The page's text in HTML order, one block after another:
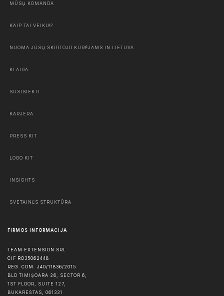
MŪSŲ KOMANDA
KAIP TAI VEIKIA?
NUOMA JŪSŲ SKIRTOJO KŪRĖJAMS IN LIETUVA
KLAIDA
SUSISIEKTI
KARJERA
PRESS KIT
LOGO KIT
INSIGHTS
SVETAINĖS STRUKTŪRA
FIRMOS INFORMACIJA
TEAM EXTENSION SRL
CIF RO35062448
REG. COM. J40/11836/2015
BLD TIMIȘOARA 26, SECTOR 6,
1ST FLOOR, SUITE 127,
BUKAREŠTAS, 061331